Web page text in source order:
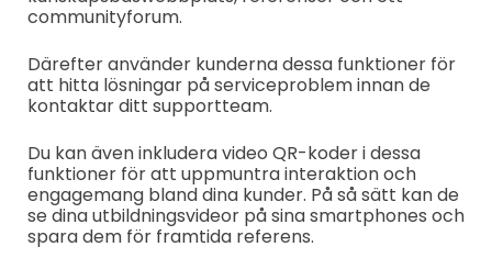
communityforum.
Därefter använder kunderna dessa funktioner för
att hitta lösningar på serviceproblem innan de
kontaktar ditt supportteam.
Du kan även inkludera video QR-koder i dessa
funktioner för att uppmuntra interaktion och
engagemang bland dina kunder. På så sätt kan de
se dina utbildningsvideor på sina smartphones och
spara dem för framtida referens.